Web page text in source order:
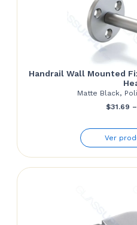
Handrail Wall Mounted
Matte Black,
$31.69 –
Ver